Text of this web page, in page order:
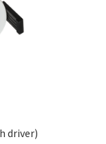
driver)